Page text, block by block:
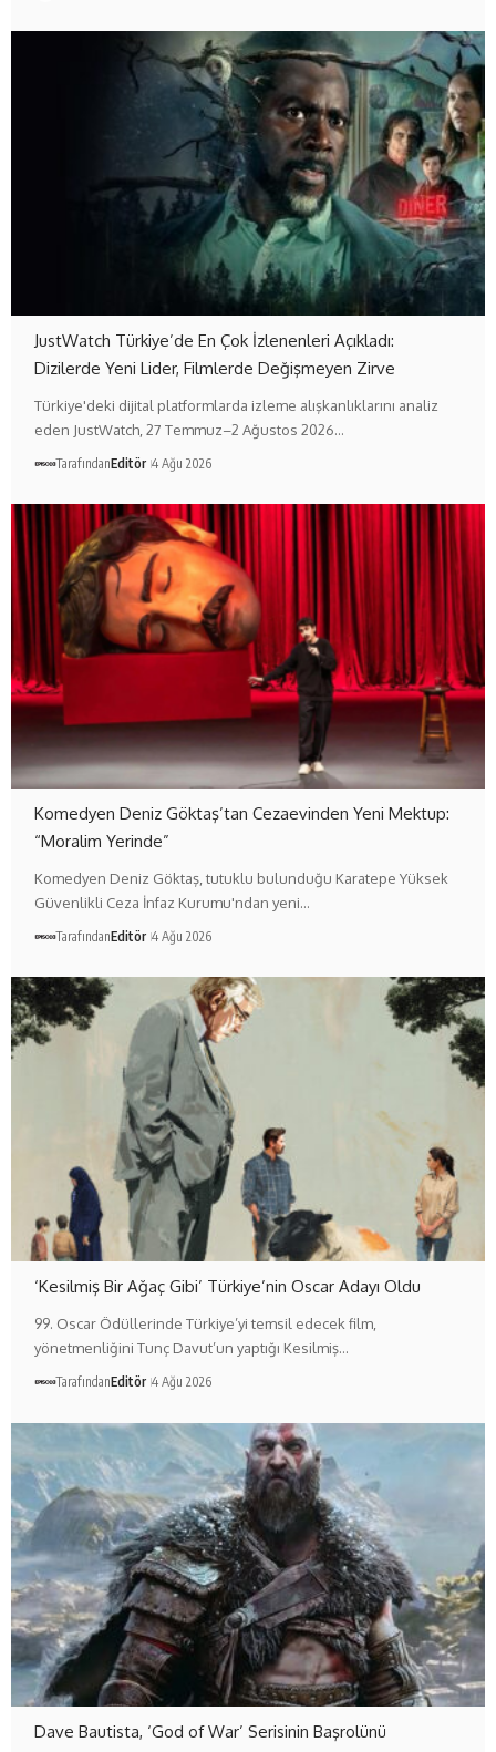
JustWatch Türkiye’de En Çok İzlenenleri Açıkladı:
Dizilerde Yeni Lider, Filmlerde Değişmeyen Zirve
Türkiye'deki dijital platformlarda izleme alışkanlıklarını analiz
eden JustWatch, 27 Temmuz–2 Ağustos 2026…
TarafındanEditör 4 Ağu 2026
Komedyen Deniz Göktaş’tan Cezaevinden Yeni Mektup:
“Moralim Yerinde”
Komedyen Deniz Göktaş, tutuklu bulunduğu Karatepe Yüksek
Güvenlikli Ceza İnfaz Kurumu'ndan yeni…
TarafındanEditör 4 Ağu 2026
‘Kesilmiş Bir Ağaç Gibi’ Türkiye’nin Oscar Adayı Oldu
99. Oscar Ödüllerinde Türkiye’yi temsil edecek film,
yönetmenliğini Tunç Davut’un yaptığı Kesilmiş…
TarafındanEditör 4 Ağu 2026
Dave Bautista, ‘God of War’ Serisinin Başrolünü